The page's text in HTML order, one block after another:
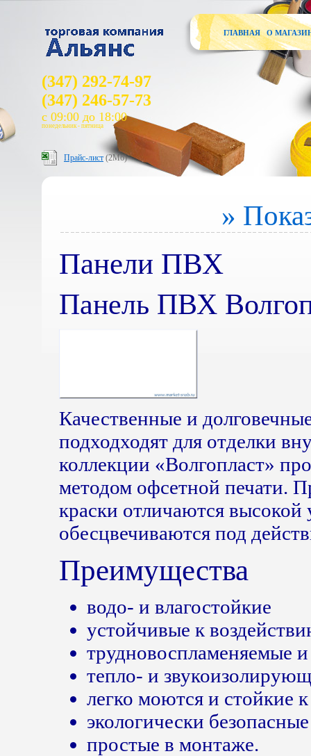
(347) 292-74-97
(347) 246-57-73
с 09:00 до 18:00
понедельник - пятница
Прайс-лист (2Мб)
ГЛАВНАЯ О
»
Панели ПВХ
Панель ПВХ
Качественные и
подходходят для отделки
коллекции «Волгопласт»
методом офсетной печати.
краски отличаются
обесцвечиваются под
Преимущества
водо- и влагостойкие
устойчивые к
трудновоспламеняемые
тепло- и
легко моются и стойкие
экологически безопасные
простые в монтаже.